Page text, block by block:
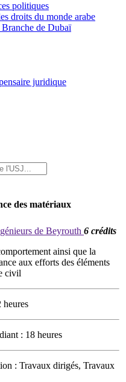
politiques
droits du monde arabe
de Dubaï
juridique
des matériaux
de Beyrouth 6 crédits
ainsi que la
aux efforts des éléments
civil
heures
: 18 heures
: Travaux dirigés, Travaux